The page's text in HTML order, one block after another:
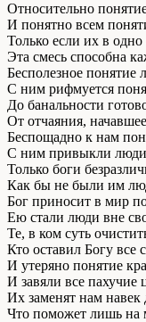
Относительно
И понятно всем
Только если их в одно
Эта смесь способна
Бесполезное понятие
С ним рифмуется
До банальности
От отчаяния,
Беспощадно к нам
С ним привыкли люди
Только боги
Как бы не были им
Бог приносит в мир
Ею стали люди вне
Те, в ком суть
Кто оставил Богу все
И утеряно понятие
И завяли все пахучие
Их заменят нам навек
Что поможет лишь на